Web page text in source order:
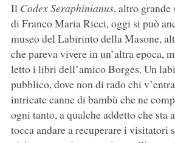
Il Codex Seraphinianus, altro grande
di Franco Maria Ricci, oggi si può
museo del Labirinto della Masone,
che pareva vivere in un’altra epoca,
letto i libri dell’amico Borges. Un
pubblico, dove non di rado chi
intricate canne di bambù che ne
ogni tanto, a qualche addetto che sta
tocca andare a recuperare i visitatori